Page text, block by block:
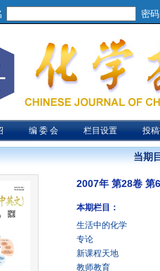
密码
编 委 会 栏目设置 投
当期
2007年 第28卷
本期栏目：
生活中的化学
专论
新课程天地
教师教育